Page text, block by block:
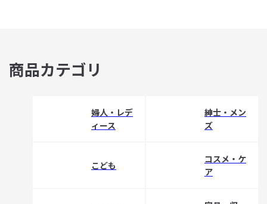
商品カテゴリ
婦人・レデ
ィース
紳士・メン
ズ
こども
コスメ・ケ
ア